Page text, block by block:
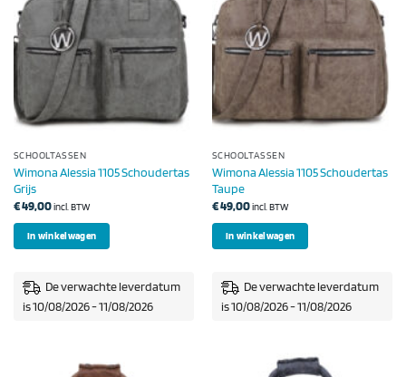
SCHOOLTASSEN
Wimona Alessia 1105 Schoudertas
Grijs
€49,00incl. BTW
In winkelwagen
De verwachte leverdatum
is 10/08/2026 - 11/08/2026
SCHOOLTASSEN
Wimona Alessia 1105 Schoudertas
Taupe
€49,00incl. BTW
In winkelwagen
De verwachte leverdatum
is 10/08/2026 - 11/08/2026